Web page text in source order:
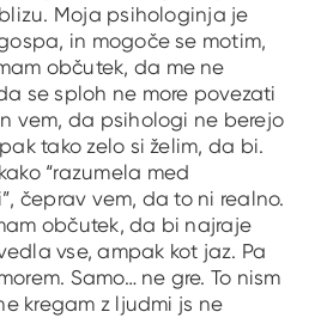
Moja psihologinja je
in mogoče se motim,
občutek, da me ne
se sploh ne more povezati
vem, da psihologi ne berejo
tako zelo si želim, da bi.
“razumela med
čeprav vem, da to ni realno.
občutek, da bi najraje
vse, ampak kot jaz. Pa
Samo… ne gre. To nism
kregam z ljudmi js ne